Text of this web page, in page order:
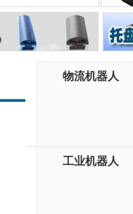
物流机器人
工业机器人